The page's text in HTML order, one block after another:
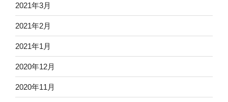
2021年3月
2021年2月
2021年1月
2020年12月
2020年11月